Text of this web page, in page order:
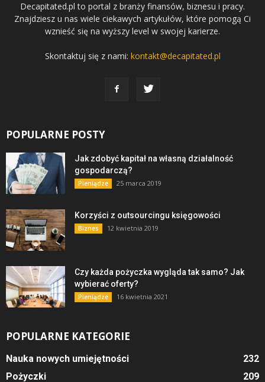
Decapitated.pl to portal z branży finansów, biznesu i pracy.
Znajdziesz u nas wiele ciekawych artykułów, które pomogą Ci
wznieść się na wyższy level w swojej karierze.
Skontaktuj się z nami: kontakt@decapitated.pl
POPULARNE POSTY
Jak zdobyć kapitał na własną działalność
gospodarczą?
Pieniądze 25 marca 2019
Korzyści z outsourcingu księgowości
Biznes 12 kwietnia 2019
Czy każda pożyczka wygląda tak samo? Jak
wybierać oferty?
Pieniądze 16 kwietnia 2021
POPULARNE KATEGORIE
Nauka nowych umiejętności
232
Pożyczki
209